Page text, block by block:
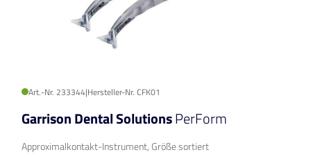
Art.-Nr. 233344|Hersteller-Nr. CFK01
Garrison Dental SolutionsPerForm
Approximalkontakt-Instrument, Größe sortiert